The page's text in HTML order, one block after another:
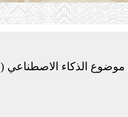
موضوع الذكاء